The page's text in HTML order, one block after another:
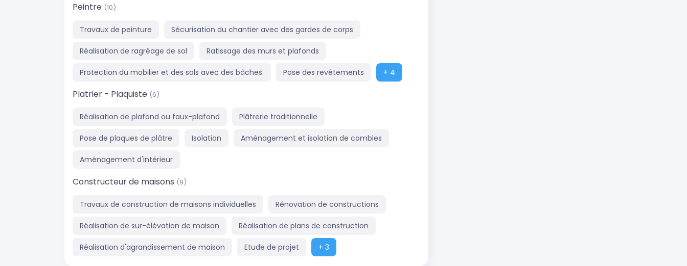
Peintre (10)
Travaux de peinture Sécurisation du chantier avec des gardes de corps
Réalisation de ragréage de sol Ratissage des murs et plafonds
Protection du mobilier et des sols avec des bâches. Pose des revêtements + 4
Platrier - Plaquiste (6)
Réalisation de plafond ou faux-plafond Plâtrerie traditionnelle
Pose de plaques de plâtre Isolation Aménagement et isolation de combles
Aménagement d'intérieur
Constructeur de maisons (9)
Travaux de construction de maisons individuelles Rénovation de constructions
Réalisation de sur-élévation de maison Réalisation de plans de construction
Réalisation d'agrandissement de maison Etude de projet + 3